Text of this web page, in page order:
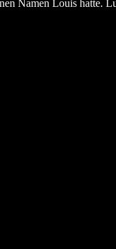
Namen Louis